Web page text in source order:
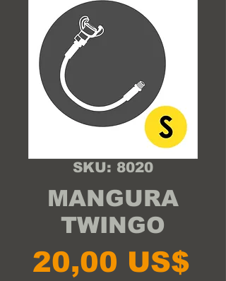
SKU: 8020
MANGURA
TWINGO
20,00 US$